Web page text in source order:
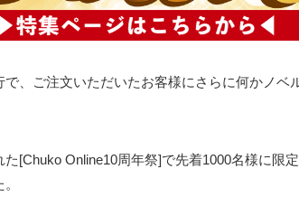
、ご注文いただいたお客様にさらに何かノ
[Chuko Online10周年祭]で先着1000名様に限